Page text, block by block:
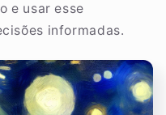
e usar esse
informadas.